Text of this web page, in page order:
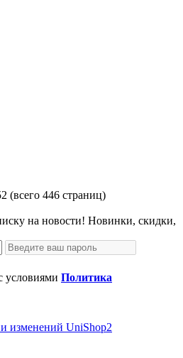
(всего 446 страниц)
на новости! Новинки, скидки,
условиями Политика
изменений UniShop2